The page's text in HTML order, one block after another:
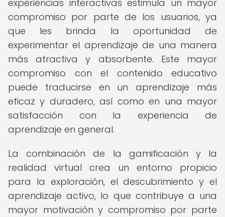
experiencias interactivas estimula un mayor
compromiso por parte de los usuarios, ya
que les brinda la oportunidad de
experimentar el aprendizaje de una manera
más atractiva y absorbente. Este mayor
compromiso con el contenido educativo
puede traducirse en un aprendizaje más
eficaz y duradero, así como en una mayor
satisfacción con la experiencia de
aprendizaje en general.
La combinación de la gamificación y la
realidad virtual crea un entorno propicio
para la exploración, el descubrimiento y el
aprendizaje activo, lo que contribuye a una
mayor motivación y compromiso por parte